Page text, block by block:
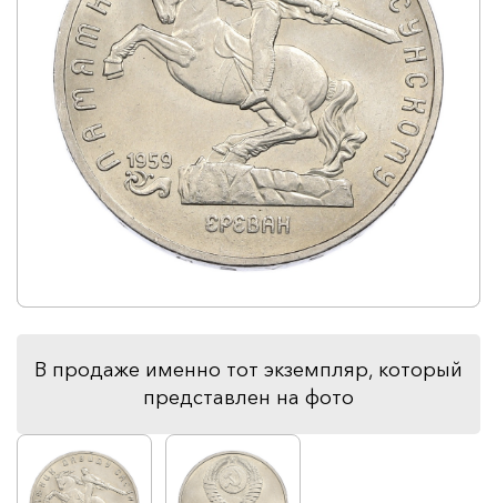
В продаже именно тот экземпляр, который
представлен на фото